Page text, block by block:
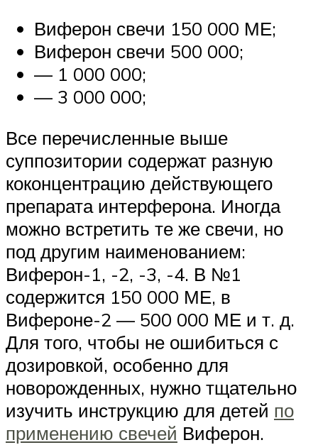
Виферон свечи 150 000 МЕ;
Виферон свечи 500 000;
— 1 000 000;
— 3 000 000;
Все перечисленные выше
суппозитории содержат разную
коконцентрацию действующего
препарата интерферона. Иногда
можно встретить те же свечи, но
под другим наименованием:
Виферон-1, -2, -3, -4. В №1
содержится 150 000 МЕ, в
Вифероне-2 — 500 000 МЕ и т. д.
Для того, чтобы не ошибиться с
дозировкой, особенно для
новорожденных, нужно тщательно
изучить инструкцию для детей по
применению свечей Виферон.